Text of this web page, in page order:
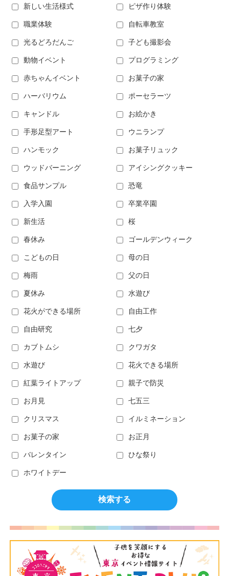
新しい生活様式 ピザ作り体験
職業体験 自転車教室
光るどろだんご 子ども撮影会
動物イベント プログラミング
赤ちゃんイベント お菓子の家
ハーバリウム ポーセラーツ
キャンドル お絵かき
手形足型アート ウニランプ
ハンモック お菓子リュック
ウッドバーニング アイシングクッキー
食品サンプル 恐竜
入学入園 卒業卒園
新生活 桜
春休み ゴールデンウィーク
こどもの日 母の日
梅雨 父の日
夏休み 水遊び
花火ができる場所 自由工作
自由研究 七夕
カブトムシ クワガタ
水遊び 花火できる場所
紅葉ライトアップ 親子で防災
お月見 七五三
クリスマス イルミネーション
お菓子の家 お正月
バレンタイン ひな祭り
ホワイトデー